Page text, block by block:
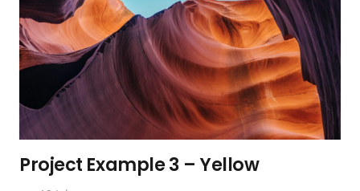
Project Example 3 – Yellow